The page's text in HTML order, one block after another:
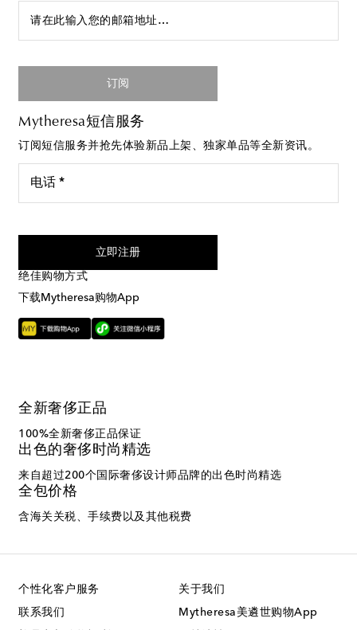
请在此输入您的邮箱地址…
订阅
Mytheresa短信服务
订阅短信服务并抢先体验新品上架、独家单品等全新资讯。
电话 *
立即注册
绝佳购物方式
下载Mytheresa购物App
全新奢侈正品
100%全新奢侈正品保证
出色的奢侈时尚精选
来自超过200个国际奢侈设计师品牌的出色时尚精选
全包价格
含海关关税、手续费以及其他税费
个性化客户服务
联系我们
关于我们
Mytheresa美遴世购物App